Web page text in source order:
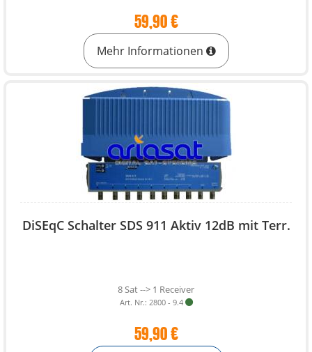
59,90 €
Mehr Informationen
DiSEqC Schalter SDS 911 Aktiv 12dB mit Terr.
8 Sat --> 1 Receiver
Art. Nr.: 2800 - 9.4
59,90 €